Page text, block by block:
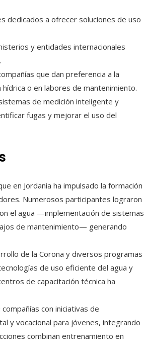
dedicados a ofrecer soluciones de uso
y entidades internacionales
que dan preferencia a la
o en labores de mantenimiento.
de medición inteligente y
fugas y mejorar el uso del
en Jordania ha impulsado la formación
Numerosos participantes lograron
el agua —implementación de sistemas
de mantenimiento— generando
de la Corona y diversos programas
de uso eficiente del agua y
de capacitación técnica ha
compañías con iniciativas de
y vocacional para jóvenes, integrando
combinan entrenamiento en